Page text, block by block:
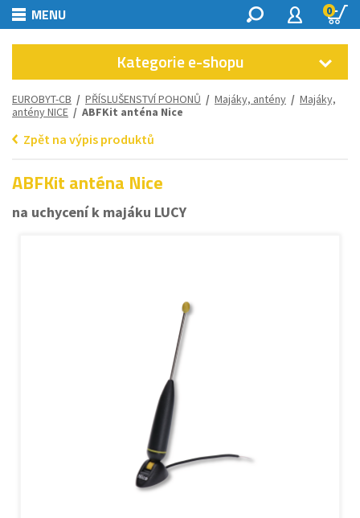
MENU 0
Kategorie e-shopu
EUROBYT-CB / PŘÍSLUŠENSTVÍ POHONŮ / Majáky, antény / Majáky,
antény NICE / ABFKit anténa Nice
Zpět na výpis produktů
ABFKit anténa Nice
na uchycení k majáku LUCY